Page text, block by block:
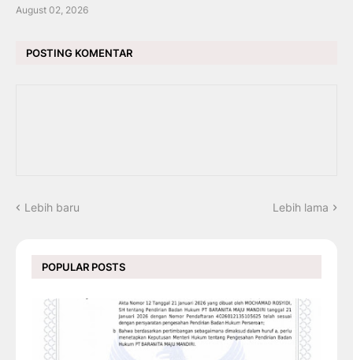
August 02, 2026
POSTING KOMENTAR
Lebih baru Lebih lama
POPULAR POSTS